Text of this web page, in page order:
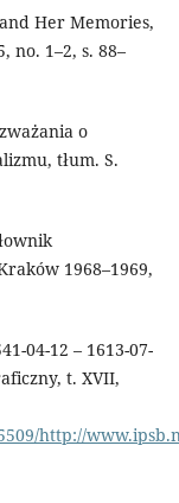
Her Memories,
no. 1–2, s. 88–
o
tłum. S.
1968–1969,
04-12 – 1613-07-
t. XVII,
http://